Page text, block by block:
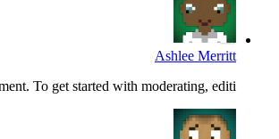
Ashlee Merritt
To get started with moderating, editi...